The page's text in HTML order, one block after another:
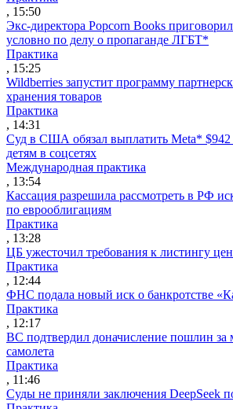
, 15:50
Экс-директора Popcorn Books
условно по делу о пропаганде ЛГБТ*
Практика
, 15:25
Wildberries запустит программу
хранения товаров
Практика
, 14:31
Суд в США обязал выплатить Meta* $942
детям в соцсетях
Международная практика
, 13:54
Кассация разрешила рассмотреть в РФ
по еврооблигациям
Практика
, 13:28
ЦБ ужесточил требования к листингу
Практика
, 12:44
ФНС подала новый иск о банкротстве
Практика
, 12:17
ВС подтвердил доначисление пошлин за
самолета
Практика
, 11:46
Суды не приняли заключения DeepSeek